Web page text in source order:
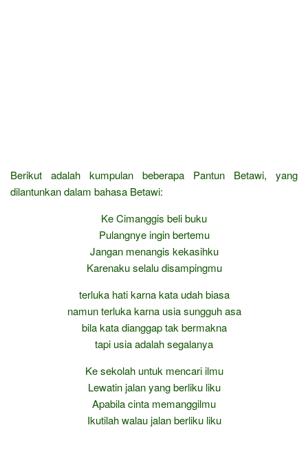
Berikut adalah kumpulan beberapa Pantun Betawi, yang
dilantunkan dalam bahasa Betawi:
Ke Cimanggis beli buku
Pulangnye ingin bertemu
Jangan menangis kekasihku
Karenaku selalu disampingmu
terluka hati karna kata udah biasa
namun terluka karna usia sungguh asa
bila kata dianggap tak bermakna
tapi usia adalah segalanya
Ke sekolah untuk mencari ilmu
Lewatin jalan yang berliku liku
Apabila cinta memanggilmu
Ikutilah walau jalan berliku liku